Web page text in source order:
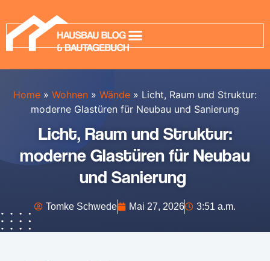
Home » Wohnen » Wände » Licht, Raum und Struktur:
moderne Glastüren für Neubau und Sanierung
Licht, Raum und Struktur:
moderne Glastüren für Neubau
und Sanierung
Tomke Schwede Mai 27, 2026 3:51 a.m.